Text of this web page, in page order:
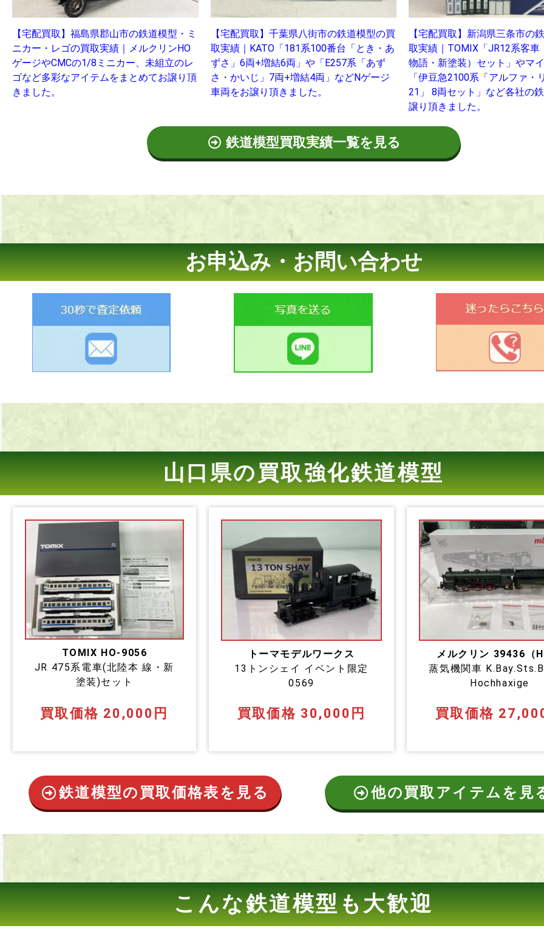
【宅配買取】福島県郡山市の鉄道模型・ミ
ニカー・レゴの買取実績｜メルクリンHO
ゲージやCMCの1/8ミニカー、未組立のレ
ゴなど多彩なアイテムをまとめてお譲り頂
きました。
【宅配買取】千葉県八街市の鉄道模型の買
取実績｜KATO「181系100番台「とき・あ
ずさ」6両+増結6両」や「E257系「あず
さ・かいじ」7両+増結4両」などNゲージ
車両をお譲り頂きました。
【宅配買取】新潟県三条市の
取実績｜TOMIX「JR12系客車
物語・新塗装）セット」やマ
「伊豆急2100系「アルファ・
21」 8両セット」など各社の
譲り頂きました。
鉄道模型買取実績一覧を見る
お申込み・お問い合わせ
山口県の買取強化鉄道模型
TOMIX HO-9056
JR 475系電車(北陸本 線・新
塗装)セット
買取価格 20,000円
トーマモデルワークス
13トンシェイ イベント限定
0569
買取価格 30,000円
メルクリン 39436（
蒸気機関車
Hochhaxige
買取価格
鉄道模型の買取価格表を見る 他の買取アイテムを見
こんな鉄道模型も大歓迎